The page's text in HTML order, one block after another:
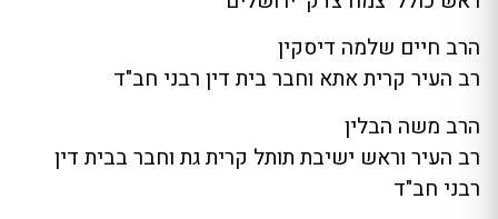
הרב חיים שלמה דיסקין
רב העיר קרית אתא וחבר בית דין רבני חב"ד
הרב משה הבלין
רב העיר וראש ישיבת תותל קרית גת וחבר בבית דין
רבני חב"ד